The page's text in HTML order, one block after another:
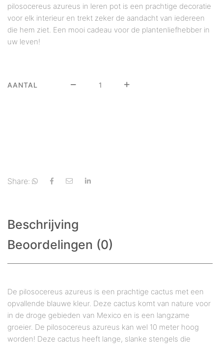
pilosocereus azureus in leren pot is een prachtige decoratie
voor elk interieur en trekt zeker de aandacht van iedereen
die hem ziet. Een mooi cadeau voor de plantenliefhebber in
uw leven!
AANTAL
Share:
Beschrijving
Beoordelingen (0)
De pilosocereus azureus is een prachtige cactus met een
opvallende blauwe kleur. Deze cactus komt van nature voor
in de droge gebieden van Mexico en is een langzame
groeier. De pilosocereus azureus kan wel 10 meter hoog
worden! Deze cactus heeft lange, slanke stengels die